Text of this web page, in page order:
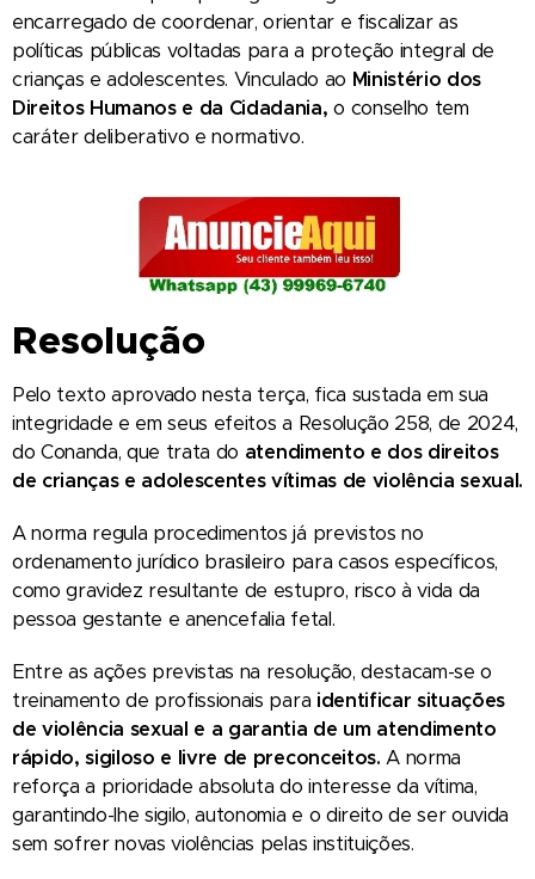
encarregado de coordenar, orientar e fiscalizar as
políticas públicas voltadas para a proteção integral de
crianças e adolescentes. Vinculado ao Ministério dos
Direitos Humanos e da Cidadania, o conselho tem
caráter deliberativo e normativo.
Resolução
Pelo texto aprovado nesta terça, fica sustada em sua
integridade e em seus efeitos a Resolução 258, de 2024,
do Conanda, que trata do atendimento e dos direitos
de crianças e adolescentes vítimas de violência sexual.
A norma regula procedimentos já previstos no
ordenamento jurídico brasileiro para casos específicos,
como gravidez resultante de estupro, risco à vida da
pessoa gestante e anencefalia fetal.
Entre as ações previstas na resolução, destacam-se o
treinamento de profissionais para identificar situações
de violência sexual e a garantia de um atendimento
rápido, sigiloso e livre de preconceitos. A norma
reforça a prioridade absoluta do interesse da vítima,
garantindo-lhe sigilo, autonomia e o direito de ser ouvida
sem sofrer novas violências pelas instituições.